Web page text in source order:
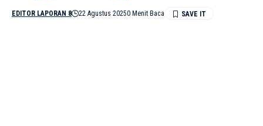
EDITOR LAPORAN 8 22 Agustus 20250 Menit Baca